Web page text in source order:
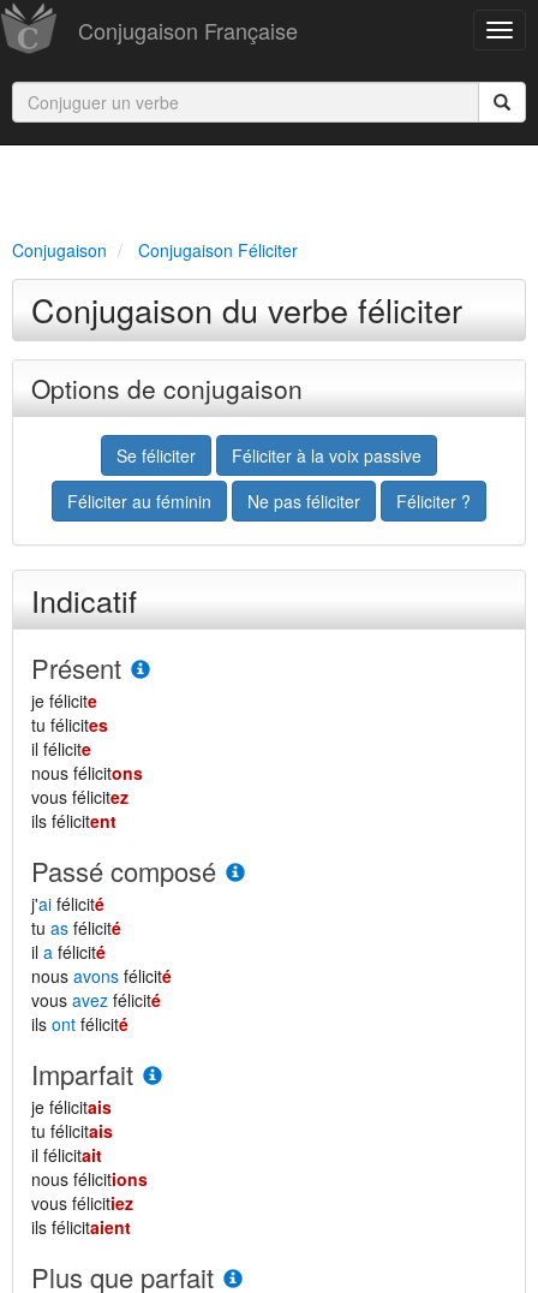
Conjugaison Française
Conjugaison Conjugaison Féliciter
Conjugaison du verbe féliciter
Options de conjugaison
Se féliciter
Féliciter à la voix passive
Féliciter au féminin
Ne pas féliciter Féliciter ?
Indicatif
Présent
je félicite
tu félicites
il félicite
nous félicitons
vous félicitez
ils félicitent
Passé composé
j'ai félicité
tu as félicité
il a félicité
nous avons félicité
vous avez félicité
ils ont félicité
Imparfait
je félicitais
tu félicitais
il félicitait
nous félicitions
vous félicitiez
ils félicitaient
Plus que parfait